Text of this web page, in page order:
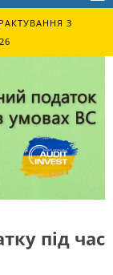
З
під час